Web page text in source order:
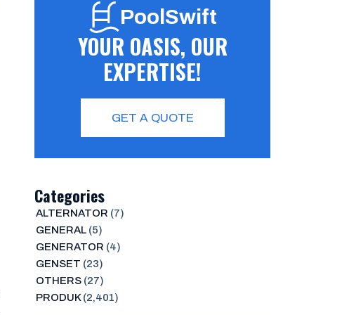
PoolSwift
YOUR OASIS, OUR
EXPERTISE!
GET A QUOTE
Categories
ALTERNATOR (7)
GENERAL(5)
GENERATOR (4)
GENSET (23)
OTHERS(27)
PRODUK(2,401)